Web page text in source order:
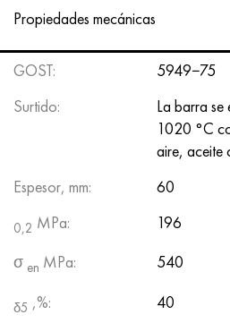
Propiedades mecánicas
GOST:
5949−75
Surtido:
La barra se
1020 °C
aire, aceite
Espesor, mm:
60
0,2 MPa:
196
σ en MPa: 540
δ5 ,%:
40